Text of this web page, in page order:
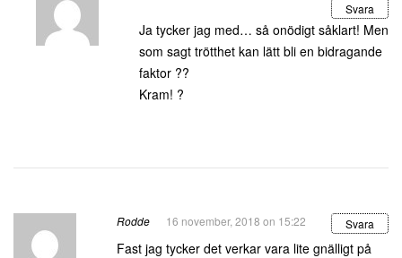
Svara
Ja tycker jag med… så onödigt såklart! Men
som sagt trötthet kan lätt bli en bidragande
faktor ??
Kram! ?
Rodde 16 november, 2018 on 15:22 Svara
Fast jag tycker det verkar vara lite gnälligt på